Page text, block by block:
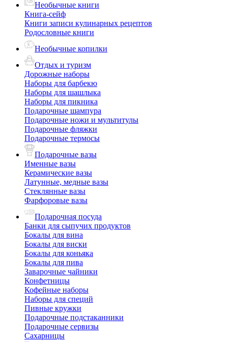
Необычные книги
Книга-сейф
Книги записи кулинарных рецептов
Родословные книги
Необычные копилки
Отдых и туризм
Дорожные наборы
Наборы для барбекю
Наборы для шашлыка
Наборы для пикника
Подарочные шампура
Подарочные ножи и мультитулы
Подарочные фляжки
Подарочные термосы
Подарочные вазы
Именные вазы
Керамические вазы
Латунные, медные вазы
Стеклянные вазы
Фарфоровые вазы
Подарочная посуда
Банки для сыпучих продуктов
Бокалы для вина
Бокалы для виски
Бокалы для коньяка
Бокалы для пива
Заварочные чайники
Конфетницы
Кофейные наборы
Наборы для специй
Пивные кружки
Подарочные подстаканники
Подарочные сервизы
Сахарницы